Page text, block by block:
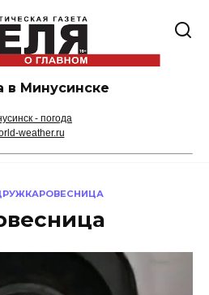
в Минусинске
- погода
weather.ru